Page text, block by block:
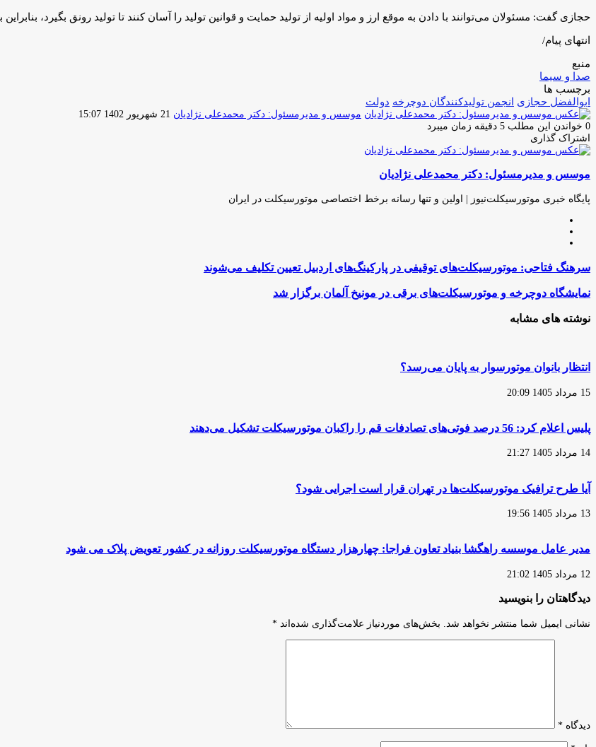
حجازی گفت: مسئولان می‌توانند با دادن به موقع ارز و مواد اولیه از تولید حمایت و قوانین تولید را آسان کنند تا تولید رونق بگیرد،
انتهای پیام/
منبع
صدا و سیما
برچسب ها
ابوالفضل حجازی انجمن تولیدکنندگان دوچرخه دولت
موسس و مدیرمسئول: دکتر محمدعلی نژادیان ارسال
21 شهریور 1402 15:07
0 خواندن این مطلب 5 دقیقه زمان میبرد
اشتراک گذاری
فیس
توئیتر
لینکدین
واتس
تلگرام
اشتراک
از
ایمیل
چاپ
موسس و مدیرمسئول: دکتر محمدعلی نژادیان
پایگاه خبری موتورسیکلت‌نیوز | اولین و تنها رسانه برخط اختصاصی موتورسیکلت در ایران
سرهنگ
فتاحی:
موتورسیکلت‌های
توقیفی
در
پارکینگ‌های
تکلیف
می‌شوند
سرهنگ فتاحی: موتورسیکلت‌های توقیفی در پارکینگ‌های اردبیل تعیین تکلیف می‌شوند
نمایشگاه
و
موتورسیکلت‌های
مونیخ
آلمان
برگزار
نمایشگاه دوچرخه و موتورسیکلت‌های برقی در مونیخ آلمان برگزار شد
نوشته های مشابه
انتظار بانوان موتورسوار به پایان می‌رسد؟
15 مرداد 1405 20:09
پلیس اعلام کرد: 56 درصد فوتی‌های تصادفات قم را راکبان موتورسیکلت تشکیل می‌دهند
14 مرداد 1405 21:27
آیا طرح ترافیک موتورسیکلت‌ها در تهران قرار است اجرایی شود؟
13 مرداد 1405 19:56
مدیر عامل موسسه راهگشا بنیاد تعاون فراجا: چهارهزار دستگاه موتورسیکلت روزانه در کشور تعویض پلاک می شود
12 مرداد 1405 21:02
دیدگاهتان را بنویسید
نشانی ایمیل شما منتشر نخواهد شد. بخش‌های موردنیاز علامت‌گذاری شده‌اند *
دیدگاه *